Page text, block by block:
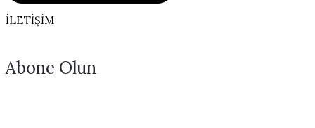
İLETIŞIM
Abone Olun